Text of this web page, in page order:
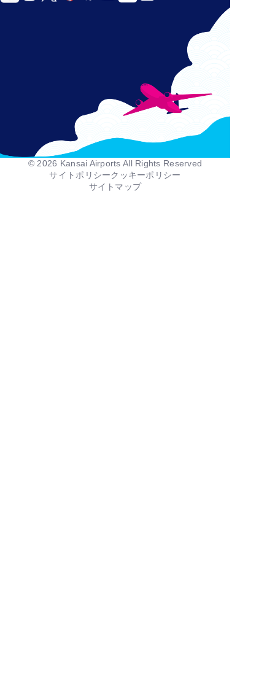
© 2026 Kansai Airports All Rights Reserved
Footerサイトポリシークッキーポリシー
サイトマップ